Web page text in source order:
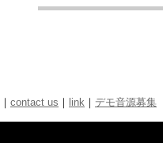
｜ contact us ｜ link ｜ デモ音源募集